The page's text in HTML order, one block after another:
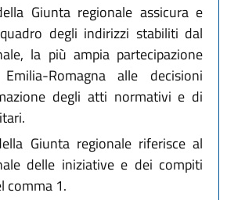
Giunta regionale assicura e
degli indirizzi stabiliti dal
la più ampia partecipazione
Romagna alle decisioni
degli atti normativi e di
Giunta regionale riferisce al
delle iniziative e dei compiti
comma 1.